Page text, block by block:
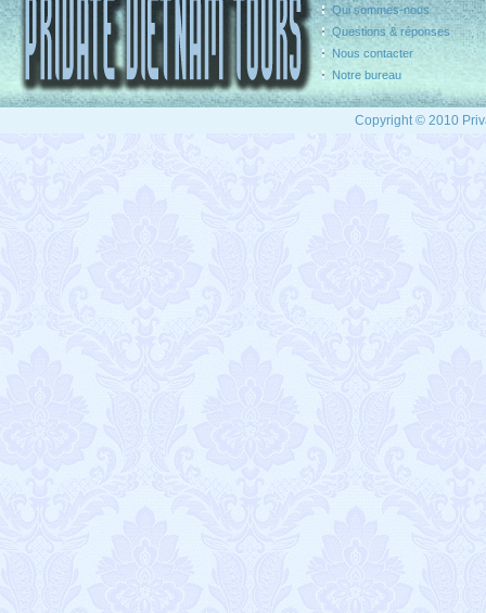
Qui sommes-nous
Questions & réponses
Nous contacter
Notre bureau
Copyright © 2010